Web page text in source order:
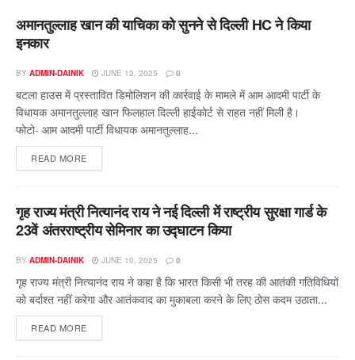
अमानतुल्लाह खान की याचिका को सुनने से दिल्ली HC ने किया
इनकार
BY ADMIN-DAINIK JUNE 12, 2025 0
बटला हाउस में प्रस्तावित डिमोलिशन की कार्रवाई के मामले में आम आदमी पार्टी के
विधायक अमानतुल्लाह खान फिलहाल दिल्ली हाईकोर्ट से राहत नहीं मिली है।
फोटो- आम आदमी पार्टी विधायक अमानतुल्लाह...
READ MORE
गृह राज्य मंत्री नित्यानंद राय ने नई दिल्ली में राष्ट्रीय सुरक्षा गार्ड के
23वें अंतरराष्ट्रीय सेमिनार का उद्घाटन किया
BY ADMIN-DAINIK JUNE 10, 2025 0
गृह राज्य मंत्री नित्यानंद राय ने कहा है कि भारत किसी भी तरह की आतंकी गतिविधियों
को बर्दाश्त नहीं करेगा और आतंकवाद का मुकाबला करने के लिए ठोस कदम उठाता...
READ MORE